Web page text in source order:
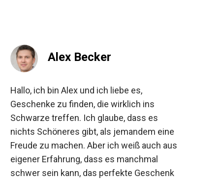
Alex Becker
Hallo, ich bin Alex und ich liebe es,
Geschenke zu finden, die wirklich ins
Schwarze treffen. Ich glaube, dass es
nichts Schöneres gibt, als jemandem eine
Freude zu machen. Aber ich weiß auch aus
eigener Erfahrung, dass es manchmal
schwer sein kann, das perfekte Geschenk